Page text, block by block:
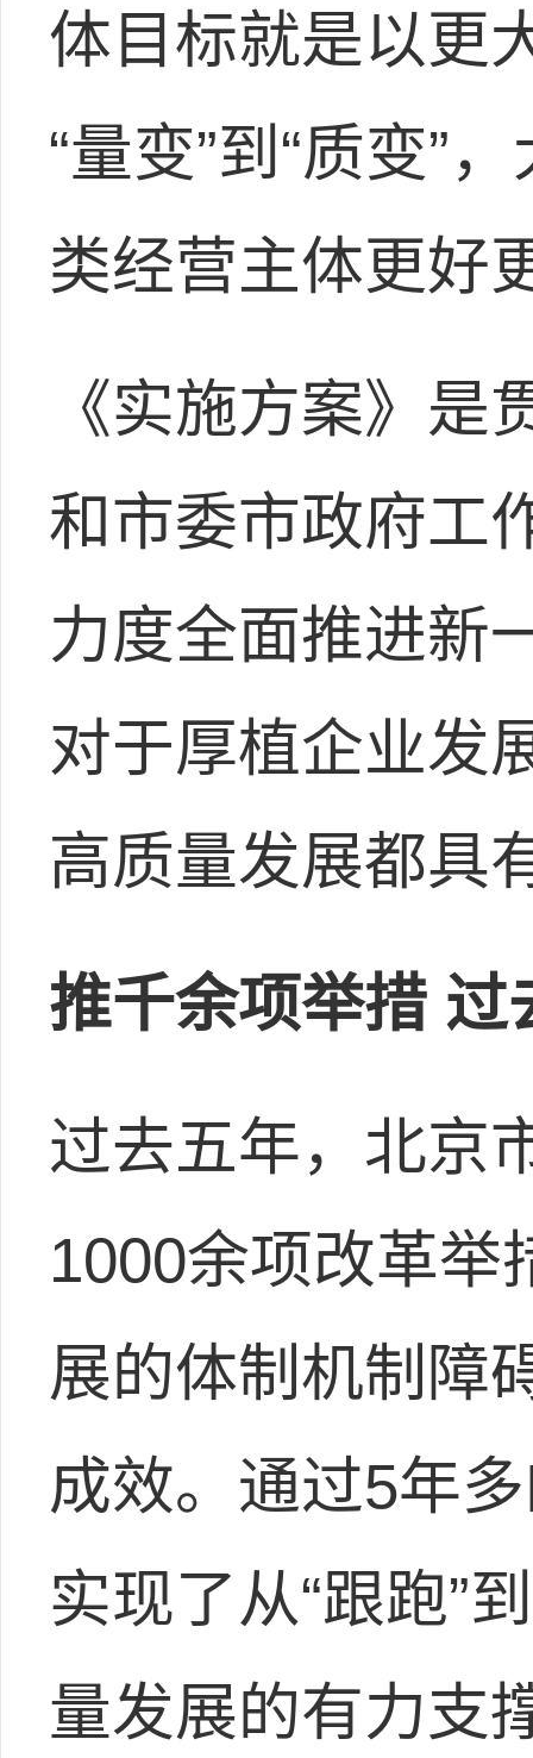
体目标就是以更
“量变”到“质变”
类经营主体更好
《实施方案》
和市委市政府工
力度全面推进新
对于厚植企业发
高质量发展都具
推千余项举措 过
过去五年，北京
1000余项改革举
展的体制机制障
成效。通过5年
实现了从“跟跑”
量发展的有力支